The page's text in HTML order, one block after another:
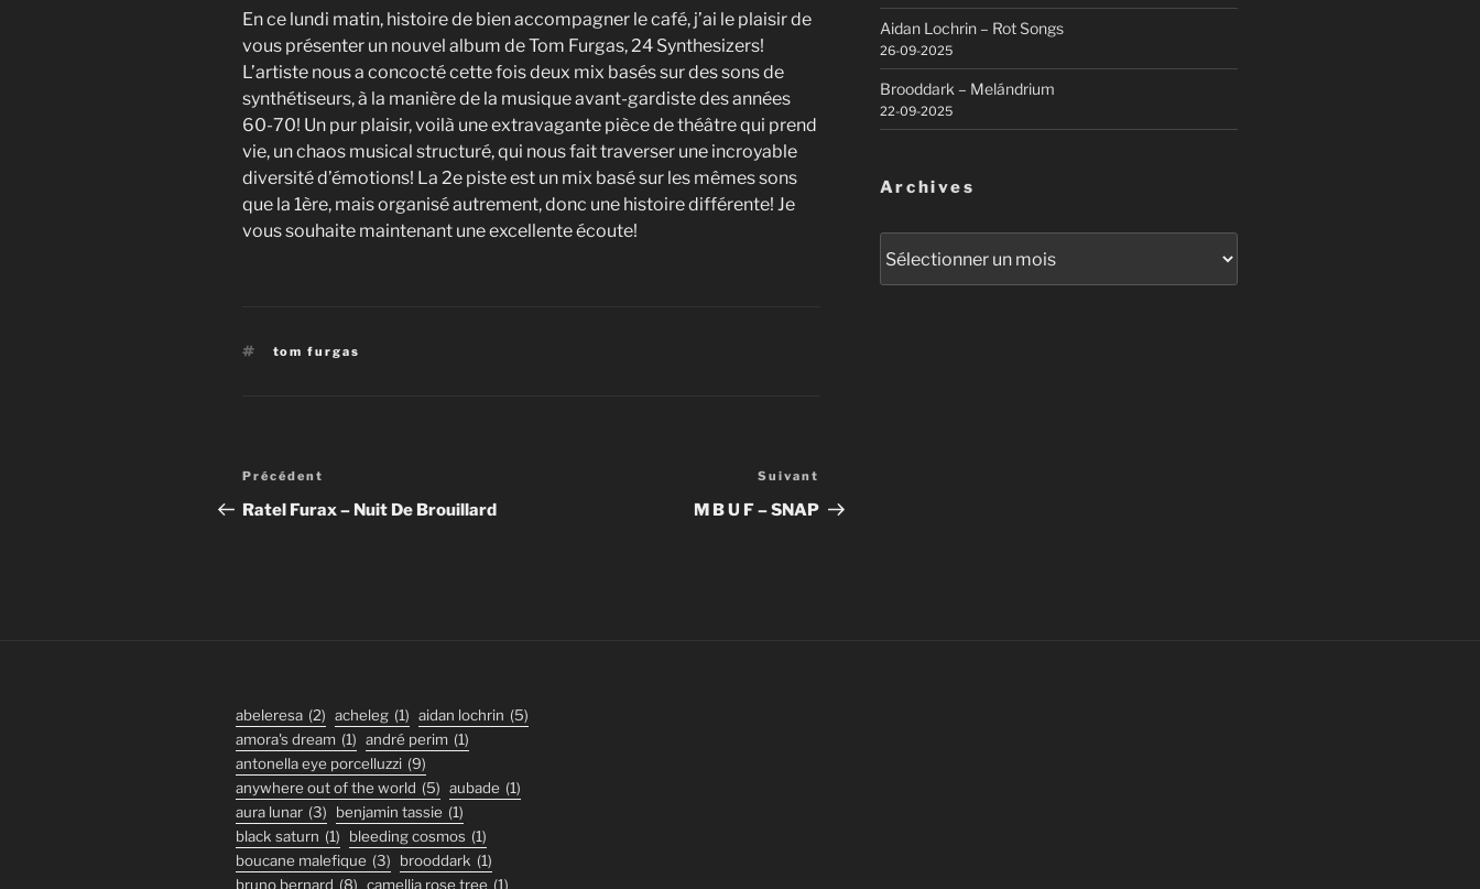
En ce lundi matin, histoire de bien accompagner le café, j’ai le plaisir de
vous présenter un nouvel album de Tom Furgas, 24 Synthesizers!
L’artiste nous a concocté cette fois deux mix basés sur des sons de
synthétiseurs, à la manière de la musique avant-gardiste des années
60-70! Un pur plaisir, voilà une extravagante pièce de théâtre qui prend
vie, un chaos musical structuré, qui nous fait traverser une incroyable
diversité d’émotions! La 2e piste est un mix basé sur les mêmes sons
que la 1ère, mais organisé autrement, donc une histoire différente! Je
vous souhaite maintenant une excellente écoute!
Étiquettes
tom furgas
Navigation
de
Article
précédent
Précédent
Ratel Furax – Nuit De Brouillard
suivant
Suivant
M B U F – SNAP
Aidan Lochrin – Rot Songs
26-09-2025
Brooddark – Melándrium
22-09-2025
Archives
abeleresa (2) acheleg (1) aidan lochrin (5)
amora's dream (1) andré perim (1)
antonella eye porcelluzzi (9)
anywhere out of the world (5) aubade (1)
aura lunar (3) benjamin tassie (1)
black saturn (1) bleeding cosmos (1)
boucane malefique (3) brooddark (1)
bruno bernard (8) camellia rose tree (1)